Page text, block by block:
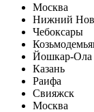
Москва
Нижний
Чебоксары
Йошкар-Ола
Казань
Раифа
Свияжск
Москва